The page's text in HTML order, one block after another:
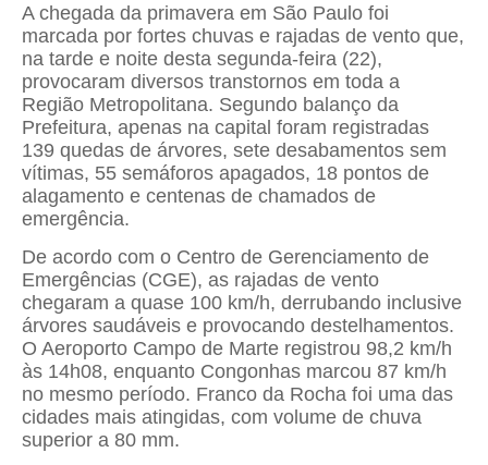
A chegada da primavera em São Paulo foi
marcada por fortes chuvas e rajadas de vento que,
na tarde e noite desta segunda-feira (22),
provocaram diversos transtornos em toda a
Região Metropolitana. Segundo balanço da
Prefeitura, apenas na capital foram registradas
139 quedas de árvores, sete desabamentos sem
vítimas, 55 semáforos apagados, 18 pontos de
alagamento e centenas de chamados de
emergência.
De acordo com o Centro de Gerenciamento de
Emergências (CGE), as rajadas de vento
chegaram a quase 100 km/h, derrubando inclusive
árvores saudáveis e provocando destelhamentos.
O Aeroporto Campo de Marte registrou 98,2 km/h
às 14h08, enquanto Congonhas marcou 87 km/h
no mesmo período. Franco da Rocha foi uma das
cidades mais atingidas, com volume de chuva
superior a 80 mm.